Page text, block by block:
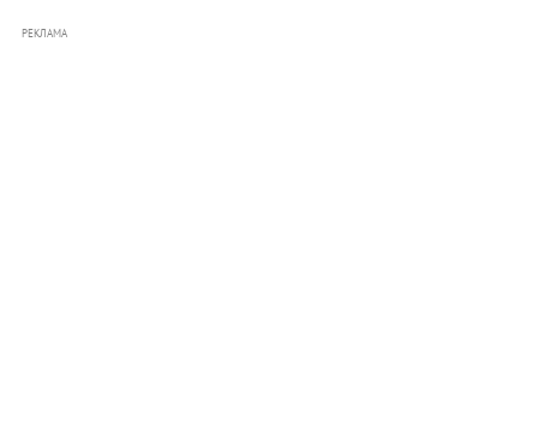
РЕКЛАМА